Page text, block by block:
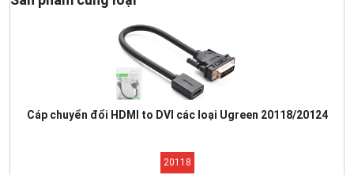
Cáp chuyển đổi HDMI to DVI các loại Ugreen 20118/20124
20118